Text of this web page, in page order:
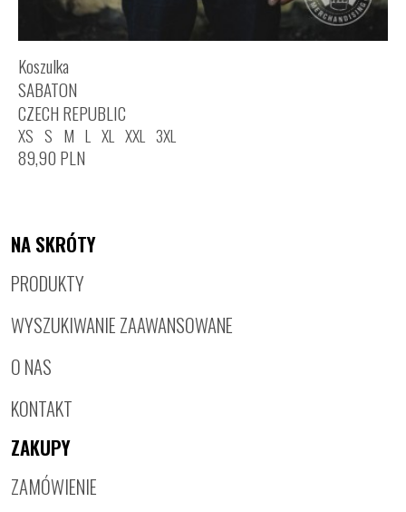
Koszulka
SABATON
CZECH REPUBLIC
XS S M L XL XXL 3XL
89,90 PLN
NA SKRÓTY
PRODUKTY
WYSZUKIWANIE ZAAWANSOWANE
O NAS
KONTAKT
ZAKUPY
ZAMÓWIENIE